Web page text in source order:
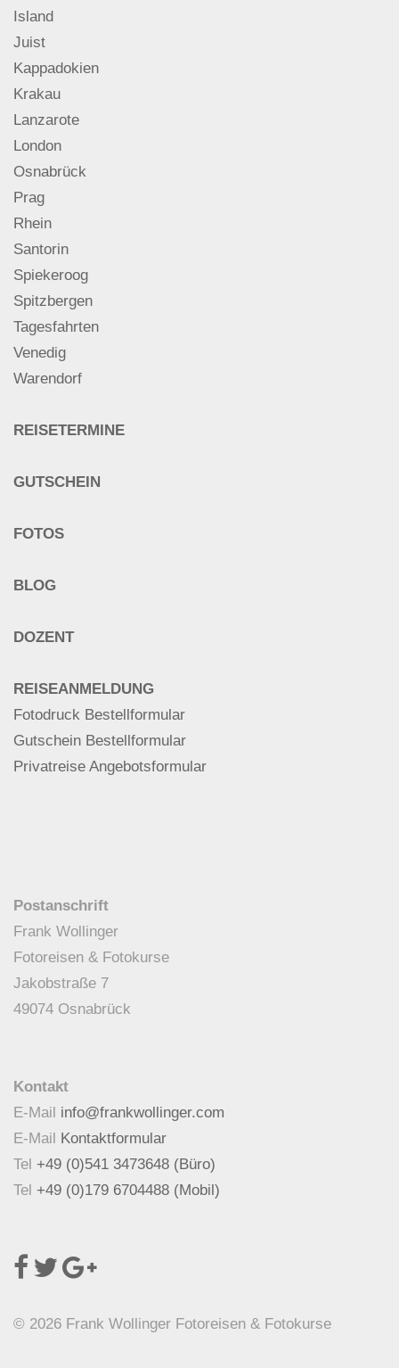
Island
Juist
Kappadokien
Krakau
Lanzarote
London
Osnabrück
Prag
Rhein
Santorin
Spiekeroog
Spitzbergen
Tagesfahrten
Venedig
Warendorf
REISETERMINE
GUTSCHEIN
FOTOS
BLOG
DOZENT
REISEANMELDUNG
Fotodruck Bestellformular
Gutschein Bestellformular
Privatreise Angebotsformular
Postanschrift
Frank Wollinger
Fotoreisen & Fotokurse
Jakobstraße 7
49074 Osnabrück
Kontakt
E-Mail info@frankwollinger.com
E-Mail Kontaktformular
Tel +49 (0)541 3473648 (Büro)
Tel +49 (0)179 6704488 (Mobil)
© 2026 Frank Wollinger Fotoreisen & Fotokurse